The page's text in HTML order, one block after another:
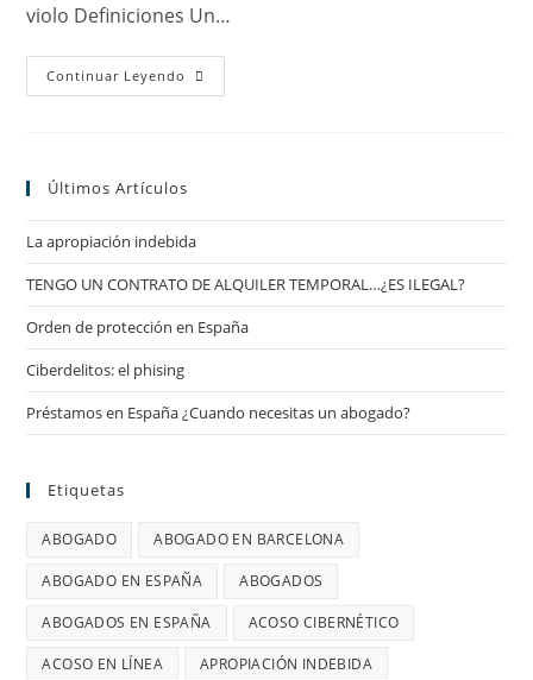
violo Definiciones Un…
Continuar Leyendo Qué
Hacer
Violación
Sexual
Últimos Artículos
La apropiación indebida
TENGO UN CONTRATO DE ALQUILER TEMPORAL…¿ES ILEGAL?
Orden de protección en España
Ciberdelitos: el phising
Préstamos en España ¿Cuando necesitas un abogado?
Etiquetas
ABOGADO ABOGADO EN BARCELONA
ABOGADO EN ESPAÑA ABOGADOS
ABOGADOS EN ESPAÑA ACOSO CIBERNÉTICO
ACOSO EN LÍNEA APROPIACIÓN INDEBIDA